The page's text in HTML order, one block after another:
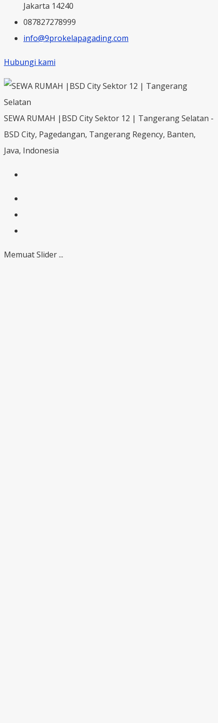
Jakarta 14240
087827278999
info@9prokelapagading.com
Hubungi kami
SEWA RUMAH |BSD City Sektor 12 | Tangerang Selatan -
BSD City, Pagedangan, Tangerang Regency, Banten,
Java, Indonesia
Memuat Slider ...